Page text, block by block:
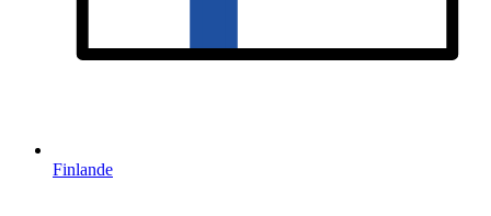
Finlande